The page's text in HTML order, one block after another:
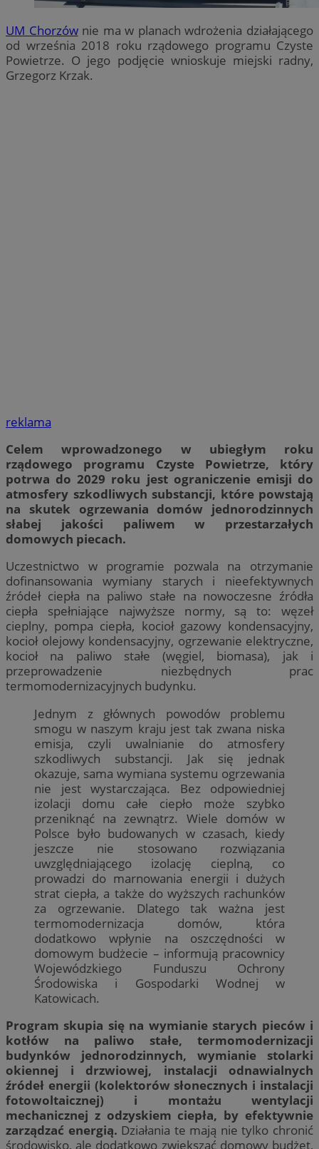
UM Chorzównie ma w planach wdrożenia działającego
od września 2018 roku rządowego programu Czyste
Powietrze. O jego podjęcie wnioskuje miejski radny,
Grzegorz Krzak.
reklama
Celem wprowadzonego w ubiegłym roku
rządowego programu Czyste Powietrze, który
potrwa do 2029 roku jest ograniczenie emisji do
atmosfery szkodliwych substancji, które powstają
na skutek ogrzewania domów jednorodzinnych
słabej jakości paliwem w przestarzałych
domowych piecach.
Uczestnictwo w programie pozwala na otrzymanie
dofinansowania wymiany starych i nieefektywnych
źródeł ciepła na paliwo stałe na nowoczesne źródła
ciepła spełniające najwyższe normy, są to: węzeł
cieplny, pompa ciepła, kocioł gazowy kondensacyjny,
kocioł olejowy kondensacyjny, ogrzewanie elektryczne,
kocioł na paliwo stałe (węgiel, biomasa), jak i
przeprowadzenie niezbędnych prac
termomodernizacyjnych budynku.
Jednym z głównych powodów problemu
smogu w naszym kraju jest tak zwana niska
emisja, czyli uwalnianie do atmosfery
szkodliwych substancji. Jak się jednak
okazuje, sama wymiana systemu ogrzewania
nie jest wystarczająca. Bez odpowiedniej
izolacji domu całe ciepło może szybko
przeniknąć na zewnątrz. Wiele domów w
Polsce było budowanych w czasach, kiedy
jeszcze nie stosowano rozwiązania
uwzględniającego izolację cieplną, co
prowadzi do marnowania energii i dużych
strat ciepła, a także do wyższych rachunków
za ogrzewanie. Dlatego tak ważna jest
termomodernizacja domów, która
dodatkowo wpłynie na oszczędności w
domowym budżecie – informują pracownicy
Wojewódzkiego Funduszu Ochrony
Środowiska i Gospodarki Wodnej w
Katowicach.
Program skupia się na wymianie starych pieców i
kotłów na paliwo stałe, termomodernizacji
budynków jednorodzinnych, wymianie stolarki
okiennej i drzwiowej, instalacji odnawialnych
źródeł energii (kolektorów słonecznych i instalacji
fotowoltaicznej) i montażu wentylacji
mechanicznej z odzyskiem ciepła, by efektywnie
zarządzać energią. Działania te mają nie tylko chronić
środowisko, ale dodatkowo zwiększać domowy budżet,